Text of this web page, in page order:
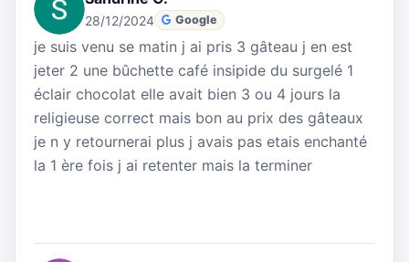
28/12/2024 Google
je suis venu se matin j ai pris 3 gâteau j en est
jeter 2 une bûchette café insipide du surgelé 1
éclair chocolat elle avait bien 3 ou 4 jours la
religieuse correct mais bon au prix des gâteaux
je n y retournerai plus j avais pas etais enchanté
la 1 ère fois j ai retenter mais la terminer